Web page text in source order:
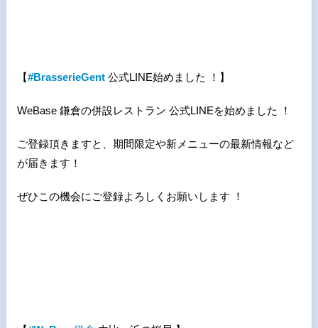
【#BrasserieGent公式LINE始めました ！】
WeBase 鎌倉の併設レストラン 公式LINEを始めました ！
ご登録頂きますと、期間限定や新メニューの最新情報など
が届きます！
ぜひこの機会にご登録よろしくお願いします ！